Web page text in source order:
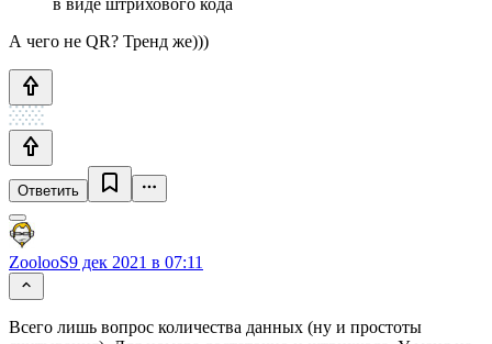
А чего не QR? Тренд же)))
Ответить
ZoolooS9 дек 2021 в 07:11
Всего лишь вопрос количества данных (ну и простоты